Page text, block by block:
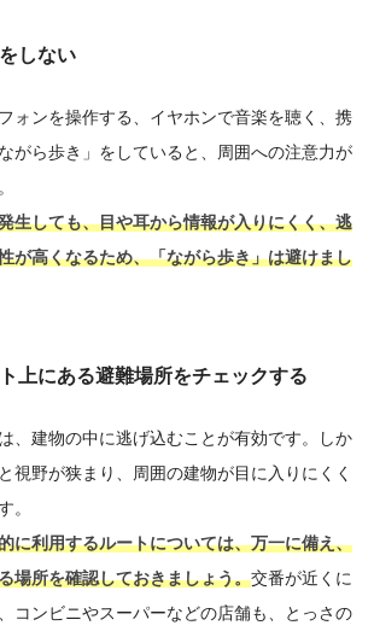
しない
ォンを操作する、イヤホンで音楽を聴く、携
がら歩き」をしていると、周囲への注意力が
生しても、目や耳から情報が入りにくく、逃
が高くなるため、「ながら歩き」は避けまし
上にある避難場所をチェックする
、建物の中に逃げ込むことが有効です。しか
視野が狭まり、周囲の建物が目に入りにくく
。
に利用するルートについては、万一に備え、
場所を確認しておきましょう。交番が近くに
コンビニやスーパーなどの店舗も、とっさの